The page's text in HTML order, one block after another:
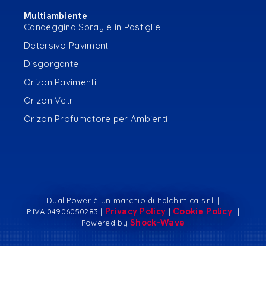
Multiambiente
Candeggina Spray e in Pastiglie
Detersivo Pavimenti
Disgorgante
Orizon Pavimenti
Orizon Vetri
Orizon Profumatore per Ambienti
Dual Power è un marchio di Italchimica s.r.l. |
P.IVA:04906050283 | Privacy Policy | Cookie Policy
|
Powered byShock-Wave